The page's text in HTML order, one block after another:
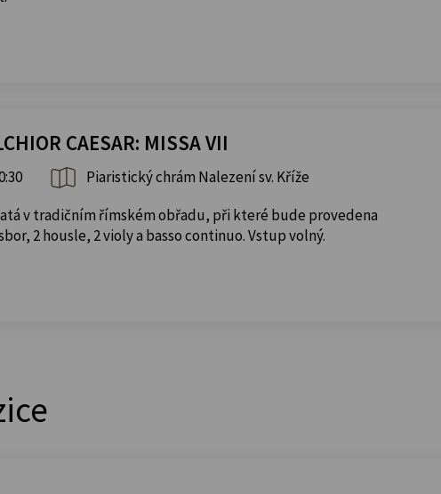
CAESAR: MISSA VII
Piaristický chrám Nalezení sv. Kříže
v tradičním římském obřadu, při které bude provedena
2 housle, 2 violy a basso continuo. Vstup volný.